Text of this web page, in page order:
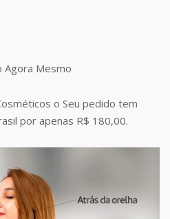
Agora Mesmo
o Seu pedido tem
por apenas R$ 180,00.